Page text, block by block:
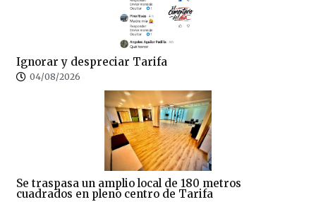
Ignorar y despreciar Tarifa
04/08/2026
Se traspasa un amplio local de 180 metros
cuadrados en pleno centro de Tarifa